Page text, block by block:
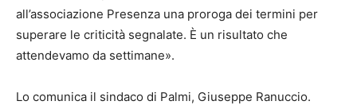
all’associazione Presenza una proroga dei termini per
superare le criticità segnalate. È un risultato che
attendevamo da settimane».
Lo comunica il sindaco di Palmi, Giuseppe Ranuccio.